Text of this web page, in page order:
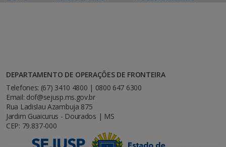
DEPARTAMENTO DE OPERAÇÕES DE FRONTEIRA
Telefones: (67) 3410 4800 | 0800 647 6300
Email: dof@sejusp.ms.gov.br
Rua Ladislau Azambuja 875
Jardim Guaicurus - Dourados | MS
CEP: 79.837-000